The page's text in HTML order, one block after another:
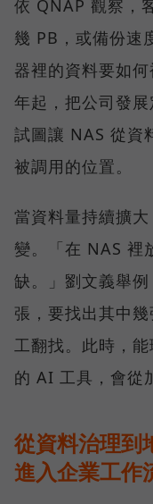
依 QNAP 觀察，
幾 PB，或備份速
器裡的資料要如
年起，把公司發
試圖讓 NAS 從資
被調用的位置。
當資料量持續擴
變。「在 NAS
缺。」劉文義舉
張，要找出其中
工翻找。此時，
的 AI 工具，會從
從資料治理到
進入企業工作